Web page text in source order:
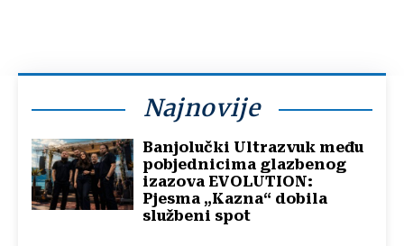
Najnovije
Banjolučki Ultrazvuk među
pobjednicima glazbenog
izazova EVOLUTION:
Pjesma „Kazna“ dobila
službeni spot